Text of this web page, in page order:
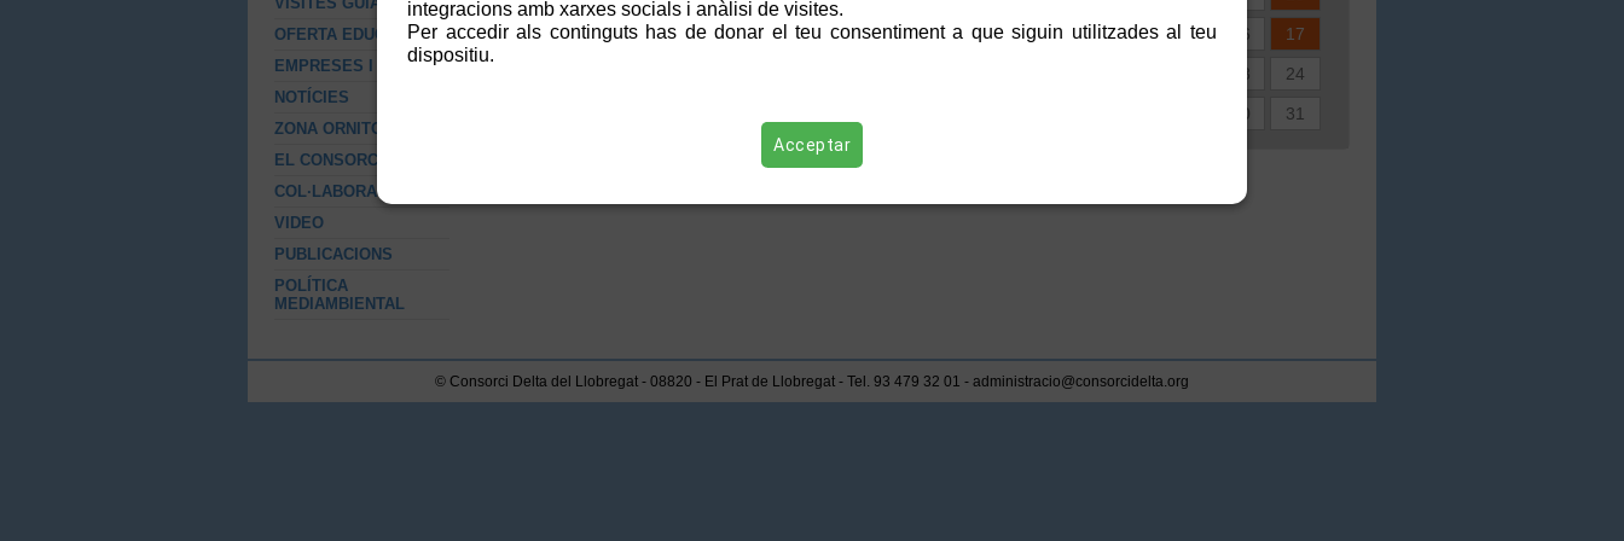
OFERTA EDUCATIVA
EMPRESES I RSC
NOTÍCIES
ZONA ORNITOLÒGICA
EL CONSORCI
COL·LABORACIONS
VIDEO
PUBLICACIONS
POLÍTICA
MEDIAMBIENTAL
10/12/2023
11 12 13 14 15 16 17
23 24
30 31
© Consorci Delta del Llobregat - 08820 - El Prat de Llobregat - Tel. 93 479 32 01 - administracio@consorcidelta.org
integracions amb xarxes socials i anàlisi de visites.
Per accedir als continguts has de donar el teu consentiment a que siguin utilitzades al teu
dispositiu.
Acceptar